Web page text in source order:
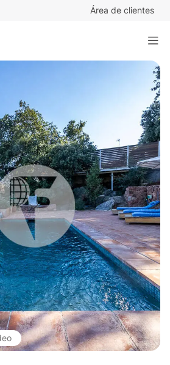
Área de clientes